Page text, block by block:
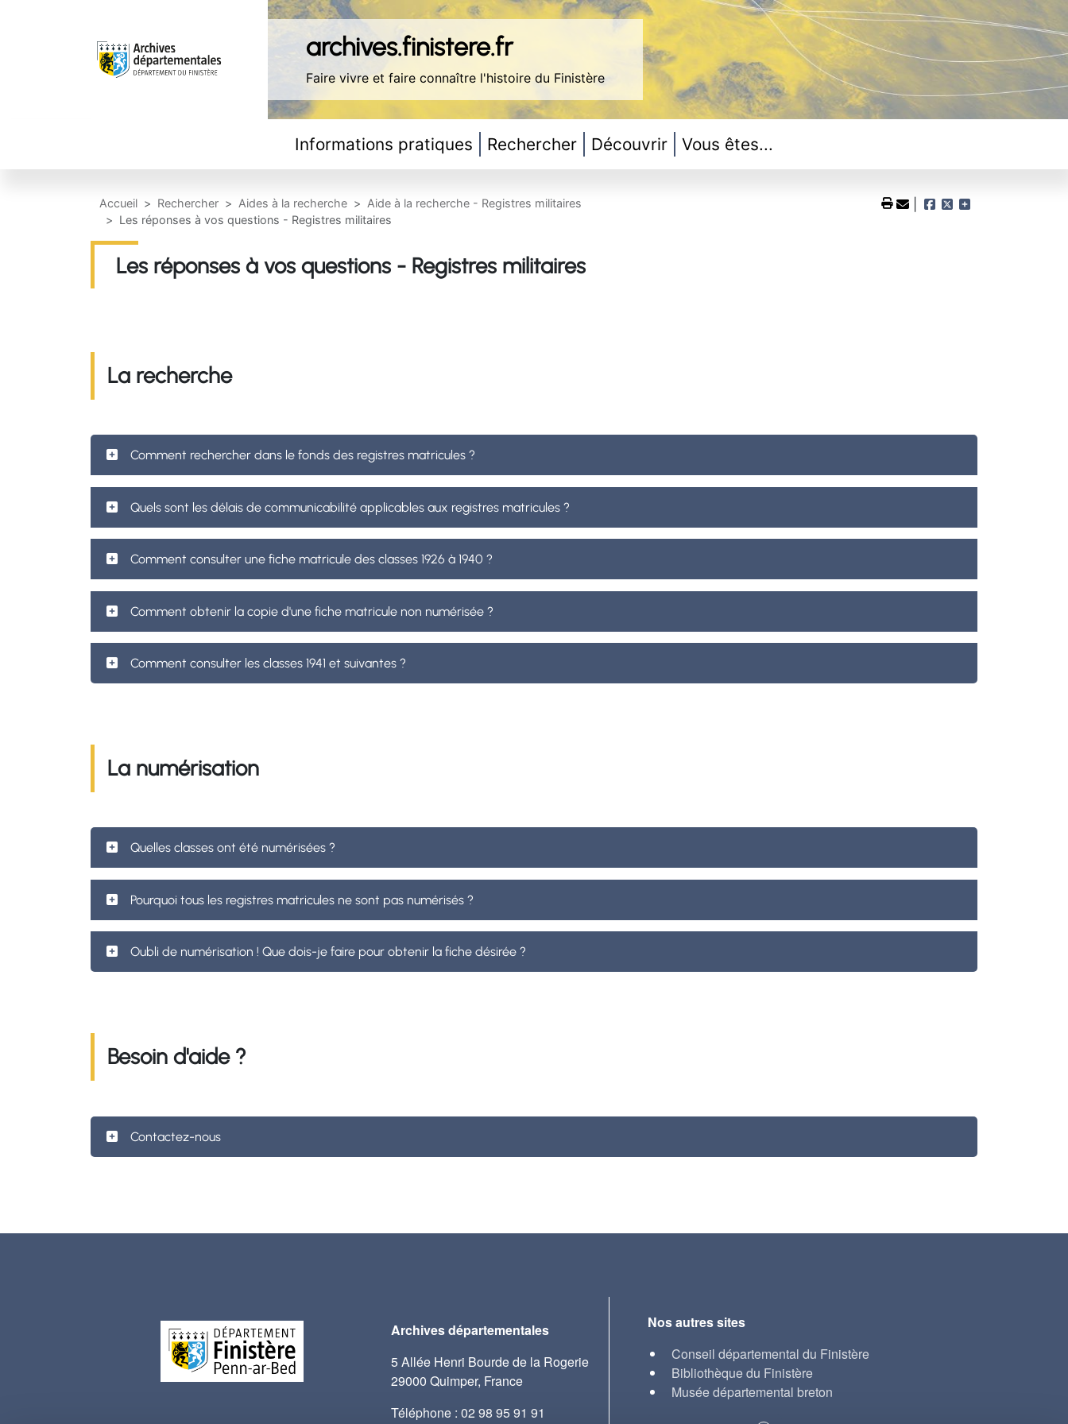
archives.finistere.fr
Faire vivre et faire connaître l'histoire du Finistère
Informations pratiques Rechercher Découvrir Vous êtes...
Accueil Rechercher Aides à la recherche
Aide à la recherche - Registres militaires
Les réponses à vos questions - Registres militaires
Les réponses à vos questions - Registres militaires
La recherche
Comment rechercher dans le fonds des registres matricules ?
Quels sont les délais de communicabilité applicables aux registres matricules ?
Comment consulter une fiche matricule des classes 1926 à 1940 ?
Comment obtenir la copie d'une fiche matricule non numérisée ?
Comment consulter les classes 1941 et suivantes ?
La numérisation
Quelles classes ont été numérisées ?
Pourquoi tous les registres matricules ne sont pas numérisés ?
Oubli de numérisation ! Que dois-je faire pour obtenir la fiche désirée ?
Besoin d'aide ?
Contactez-nous
Archives départementales
5 Allée Henri Bourde de la Rogerie
29000 Quimper, France
Téléphone : 02 98 95 91 91
Nos autres sites
Conseil départemental du Finistère
Bibliothèque du Finistère
Musée départemental breton